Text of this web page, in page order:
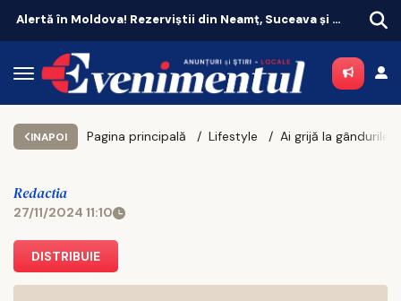
Alertă în Moldova! Rezerviștii din Neamț, Suceava și Botoșani, chemați în unitățile militare
INAPOI Pagina principală Lifestyle
Redactia
27/11/2024 11:10
DISTRIBUIE